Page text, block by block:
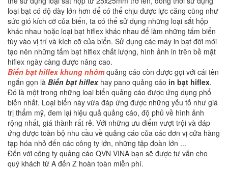
loại bạt có độ dày lớn hơn để có thể chịu được lực căng cũng như
sức gió kích cỡ của biển, ta có thể sử dụng những loại sắt hộp
khác nhau hoặc loại bạt hiflex khác nhau để làm những tấm biển
tùy vào vị trí và kích cỡ của biển. Sử dụng các máy in bạt đời mới
tạo nên những tấm bạt hiflex chất lượng, hình ảnh in trên bề mặt
hiflex ngày càng được nâng cao.
Biển bạt hiflex khung nhômquảng cáo còn được gọi với cái tên
ngắn gọn là Biển bạt hiflexhay pano quảng cáo in bạt hiflex.
Đó là một trong những loại biển quảng cáo được ứng dụng phổ
biến nhất. Loại biển này vừa đáp ứng được những yếu tố như giá
trị thẩm mỹ, đem lại hiệu quả quảng cáo, độ phủ về hình ảnh
rộng nhất, giá thành rất rẻ. Với những ưu điểm vượt trội và đáp
ứng được toàn bộ nhu cầu về quảng cáo của các đơn vị cửa hàng
tạp hóa nhỏ đến các công ty lớn, những tập đoàn lớn ...
Đến với công ty quảng cáo QVN VINA bạn sẽ được tư vấn cho
quý khách từ A đến Z hoàn toàn miễn phí.